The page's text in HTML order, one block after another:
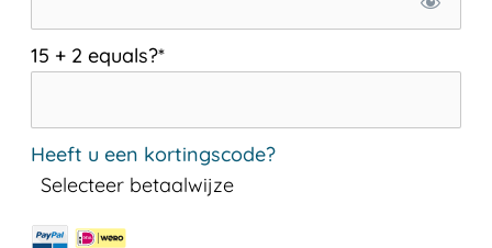
15 + 2 equals?*
Heeft u een kortingscode?
Selecteer betaalwijze